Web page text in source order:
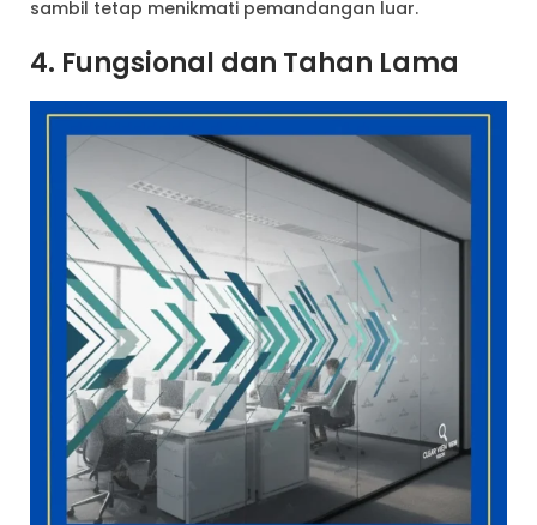
sambil tetap menikmati pemandangan luar.
4. Fungsional dan Tahan Lama